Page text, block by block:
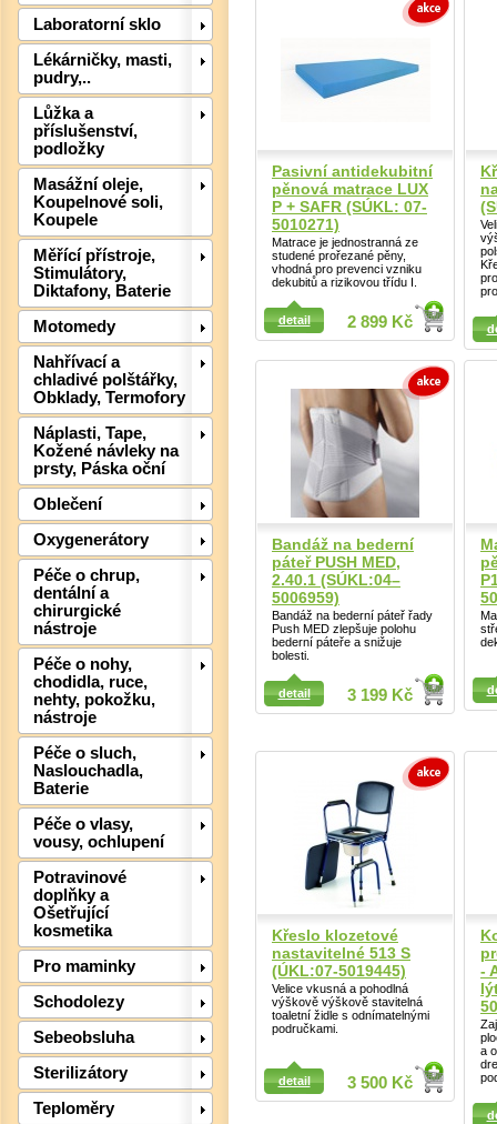
Laboratorní sklo
Lékárničky, masti,
pudry,..
Lůžka a
příslušenství,
podložky
Masážní oleje,
Koupelnové soli,
Koupele
Měřící přístroje,
Stimulátory,
Diktafony, Baterie
Motomedy
Nahřívací a
chladivé polštářky,
Obklady, Termofory
Náplasti, Tape,
Kožené návleky na
prsty, Páska oční
Oblečení
Oxygenerátory
Péče o chrup,
dentální a
chirurgické
nástroje
Péče o nohy,
chodidla, ruce,
nehty, pokožku,
nástroje
Péče o sluch,
Naslouchadla,
Baterie
Péče o vlasy,
vousy, ochlupení
Potravinové
doplňky a
Ošetřující
kosmetika
Pro maminky
Schodolezy
Sebeobsluha
Sterilizátory
Teploměry
Pasivní antidekubitní
pěnová matrace LUX
P + SAFR (SÚKL: 07-
5010271)
Matrace je jednostranná ze
studené prořezané pěny,
vhodná pro prevenci vzniku
dekubitů a rizikovou třídu I.
2 899 Kč
detail
Detail
Detail
Bandáž na bederní
páteř PUSH MED,
2.40.1 (SÚKL:04–
5006959)
Bandáž na bederní páteř řady
Push MED zlepšuje polohu
bederní páteře a snižuje
bolesti.
3 199 Kč
detail
Detail
Detail
Křeslo klozetové
nastavitelné 513 S
(ÚKL:07-5019445)
Velice vkusná a pohodlná
výškově výškově stavitelná
toaletní židle s odnímatelnými
područkami.
3 500 Kč
detail
-
a
Detail